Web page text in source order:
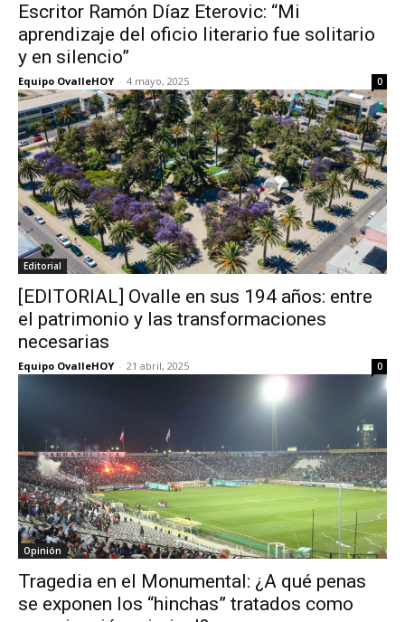
Escritor Ramón Díaz Eterovic: “Mi
aprendizaje del oficio literario fue solitario
y en silencio”
Equipo OvalleHOY - 4 mayo, 2025 0
Editorial
[EDITORIAL] Ovalle en sus 194 años: entre
el patrimonio y las transformaciones
necesarias
Equipo OvalleHOY - 21 abril, 2025 0
Opinión
Tragedia en el Monumental: ¿A qué penas
se exponen los “hinchas” tratados como